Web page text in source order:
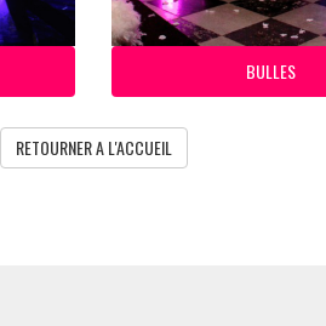
BULLES
RETOURNER A L'ACCUEIL